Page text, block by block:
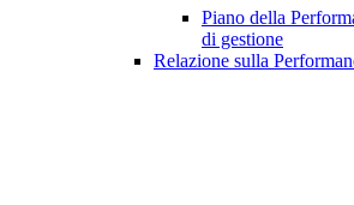
Piano della
di gestione
Relazione sulla